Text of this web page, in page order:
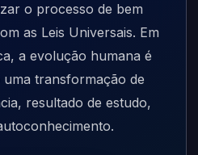
o processo de bem
as Leis Universais. Em
a evolução humana é
transformação de
resultado de estudo,